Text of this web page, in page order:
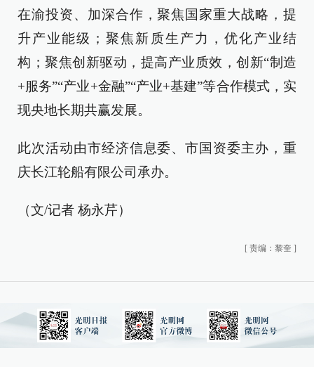
在渝投资、加深合作，聚焦国家重大战略，提
升产业能级；聚焦新质生产力，优化产业结
构；聚焦创新驱动，提高产业质效，创新“制造
+服务”“产业+金融”“产业+基建”等合作模式，实
现央地长期共赢发展。
此次活动由市经济信息委、市国资委主办，重
庆长江轮船有限公司承办。
（文/记者 杨永芹）
[ 责编：黎奎 ]